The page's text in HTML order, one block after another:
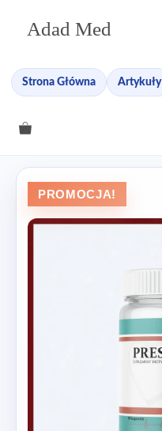
Adad Med
Strona Główna Artykuły
PROMOCJA!